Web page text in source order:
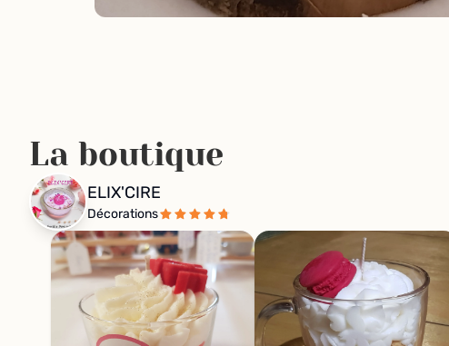
La boutique
ELIX'CIRE
Décorations